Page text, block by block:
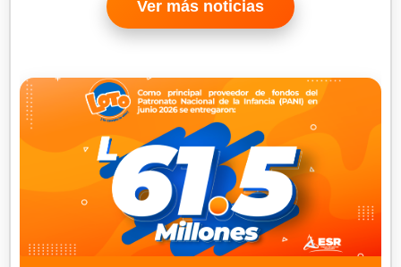
Ver más noticias